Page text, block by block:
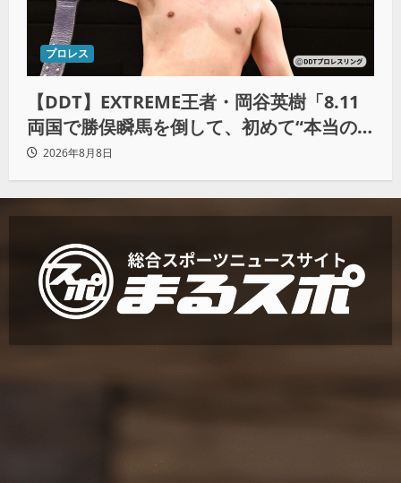
プロレス
【DDT】EXTREME王者・岡谷英樹「8.11
両国で勝俣瞬馬を倒して、初めて“本当の
王者”になれる」
2026年8月8日